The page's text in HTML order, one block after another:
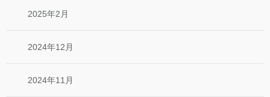
2025年2月
2024年12月
2024年11月